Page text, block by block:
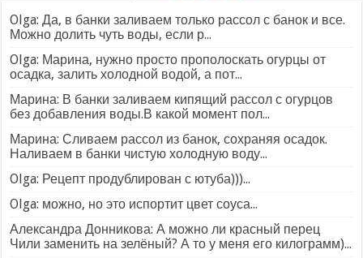
Olga: Да, в банки заливаем только рассол с банок и все.
Можно долить чуть воды, если р...
Olga: Марина, нужно просто прополоскать огурцы от
осадка, залить холодной водой, а пот...
Марина: В банки заливаем кипящий рассол с огурцов
без добавления воды.В какой момент пол...
Марина: Сливаем рассол из банок, сохраняя осадок.
Наливаем в банки чистую холодную воду...
Olga: Рецепт продублирован с ютуба)))...
Olga: можно, но это испортит цвет соуса...
Александра Донникова: А можно ли красный перец
Чили заменить на зелёный? А то у меня его килограмм)...